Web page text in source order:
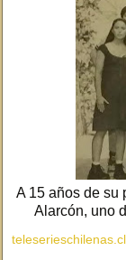
A 15 años de su
Alarcón, uno
teleserieschilenas.cl